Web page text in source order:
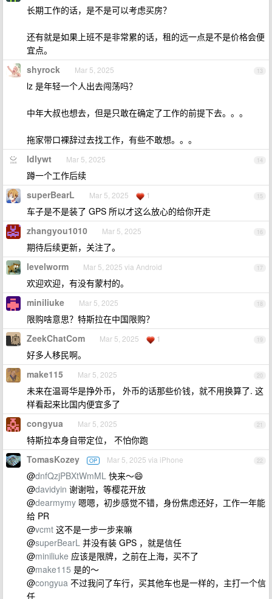
长期工作的话，是不是可以考虑买房？
还有就是如果上班不是非常累的话，租的远一点是不是价格会便
宜点。
13
shyrock Mar 5, 2025
lz 是年轻一个人出去闯荡吗？
中年大叔也想去，但是只敢在确定了工作的前提下去。。。
拖家带口裸辞过去找工作，有些不敢想。。。
14
ldlywt Mar 5, 2025
蹲一个工作后续
15
superBearL Mar 5, 2025 1
车子是不是装了 GPS 所以才这么放心的给你开走
16
zhangyou1010 Mar 5, 2025
期待后续更新，关注了。
17
levelworm Mar 5, 2025 via Android
欢迎欢迎，有没有蒙村的。
18
miniliuke Mar 5, 2025
限购啥意思？特斯拉在中国限购？
19
ZeekChatCom Mar 5, 2025 1
好多人移民啊。
20
make115 Mar 5, 2025
未来在温哥华是挣外币， 外币的话那些价钱，就不用换算了. 这
样看起来比国内便宜多了
21
congyua Mar 5, 2025
特斯拉本身自带定位， 不怕你跑
22
TomasKozey OP Mar 5, 2025 via iPhone
@dnfQzjPBXtWmML 快来～😄
@davidyin 谢谢啦，等樱花开放
@dearmymy 嗯嗯，初步感觉不错，身份焦虑还好，工作一年能
给 PR
@vcmt 这不是一步一步来嘛
@superBearL 并没有装 GPS ，就是信任
@miniliuke 应该是限牌，之前在上海，买不了
@make115 是的～
@congyua 不过我问了车行，买其他车也是一样的，主打一个信
任